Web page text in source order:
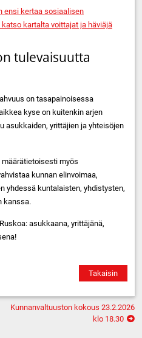
ensi kertaa sosiaalisen
kartalta voittajat ja häviäjä
tulevaisuutta
on tasapainoisessa
kyse on kuitenkin arjen
asukkaiden, yrittäjien ja yhteisöjen
myös
kunnan elinvoimaa,
yhdessä kuntalaisten, yhdistysten,
kanssa.
asukkaana, yrittäjänä,
Takaisin
Kunnanvaltuuston kokous 23.2.2026
klo 18.30